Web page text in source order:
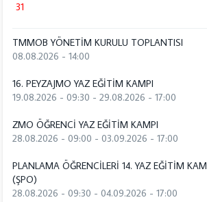
31
TMMOB YÖNETİM KURULU TOPLANTISI
08.08.2026 - 14:00
16. PEYZAJMO YAZ EĞİTİM KAMPI
19.08.2026 - 09:30 -29.08.2026 - 17:00
ZMO ÖĞRENCİ YAZ EĞİTİM KAMPI
28.08.2026 - 09:00 -03.09.2026 - 17:00
PLANLAMA ÖĞRENCİLERİ 14. YAZ EĞİTİM
(ŞPO)
28.08.2026 - 09:30 -04.09.2026 - 17:00